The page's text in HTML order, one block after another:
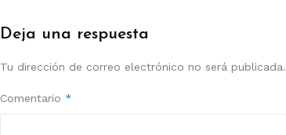
Deja una respuesta
Tu dirección de correo electrónico no será publicada.
Comentario *